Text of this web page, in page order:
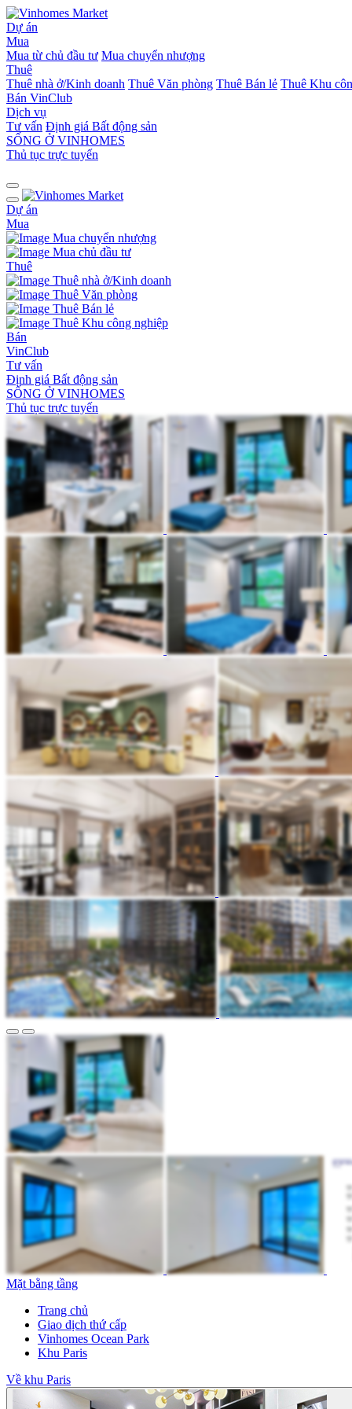
Dự án
Mua
Mua từ chủ đầu tư Mua chuyển nhượng
Thuê
Thuê nhà ở/Kinh doanh Thuê Văn phòng Thuê Bán lẻ Thuê Khu
Bán VinClub
Dịch vụ
Tư vấn Định giá Bất động sản
SỐNG Ở VINHOMES
Thủ tục trực tuyến
Dự án
Mua
Mua chuyển nhượng
Mua chủ đầu tư
Thuê
Thuê nhà ở/Kinh doanh
Thuê Văn phòng
Thuê Bán lẻ
Thuê Khu công nghiệp
Bán
VinClub
Tư vấn
Định giá Bất động sản
SỐNG Ở VINHOMES
Thủ tục trực tuyến
Mặt bằng tầng
Trang chủ
Giao dịch thứ cấp
Vinhomes Ocean Park
Khu Paris
Về khu Paris